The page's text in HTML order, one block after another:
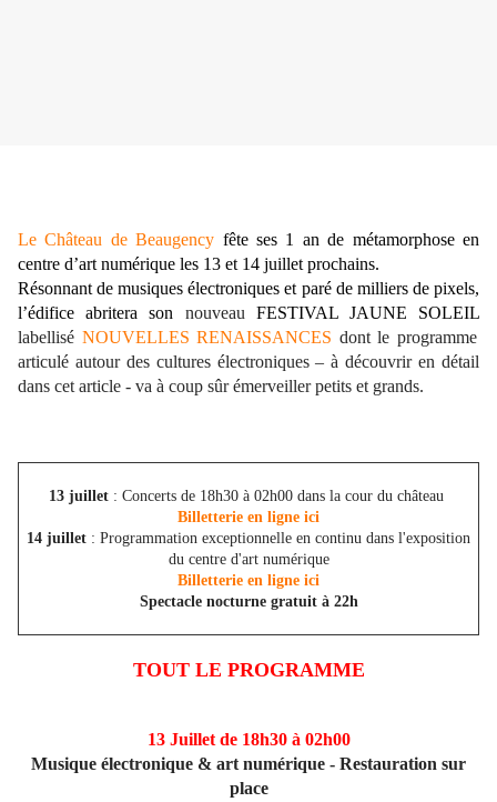
Le Château de Beaugency fête ses 1 an de métamorphose en
centre d’art numérique les 13 et 14 juillet prochains.
Résonnant de musiques électroniques et paré de milliers de pixels,
l’édifice abritera son nouveau FESTIVAL JAUNE SOLEIL
labellisé NOUVELLES RENAISSANCES dont le programme
articulé autour des cultures électroniques – à découvrir en détail
dans cet article - va à coup sûr émerveiller petits et grands.
13 juillet : Concerts de 18h30 à 02h00 dans la cour du château
Billetterie en ligne ici
14 juillet : Programmation exceptionnelle en continu dans l'exposition
du centre d'art numérique
Billetterie en ligne ici
Spectacle nocturne gratuit à 22h
TOUT LE PROGRAMME
13 Juillet de 18h30 à 02h00
Musique électronique & art numérique - Restauration sur
place